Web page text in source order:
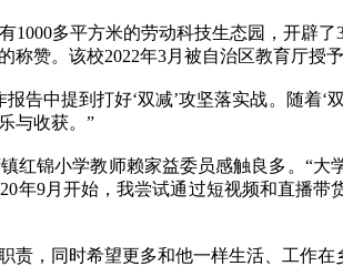
多平方米的劳动科技生态园，开辟了
赞。该校2022年3月被自治区教育厅授
中提到打好‘双减’攻坚落实战。随着‘
与收获。”
锦小学教师赖家益委员感触良多。“大
年9月开始，我尝试通过短视频和直播
，同时希望更多和他一样生活、工作在